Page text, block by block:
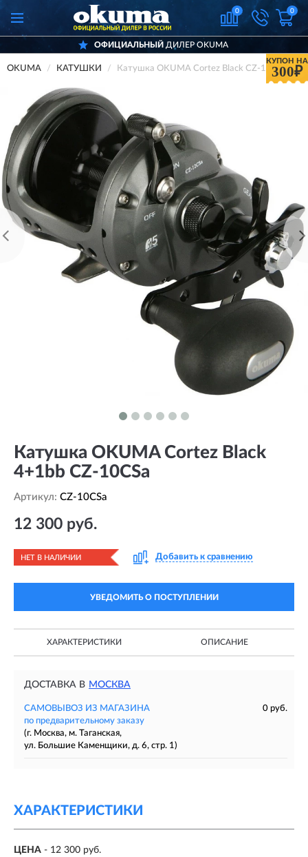
0 0
ОФИЦИАЛЬНЫЙ ДИЛЕР OKUMA
КУПОН НА
300₽
OKUMA КАТУШКИ Катушка OKUMA Cortez Black CZ-10CSa
Катушка OKUMA Cortez Black
4+1bb CZ-10CSa
Артикул: CZ-10CSa
12 300 руб.
НЕТ В НАЛИЧИИ Добавить к сравнению
УВЕДОМИТЬ О ПОСТУПЛЕНИИ
ХАРАКТЕРИСТИКИ ОПИСАНИЕ
ДОСТАВКА В МОСКВА
САМОВЫВОЗ ИЗ МАГАЗИНА
0 руб.
по предварительному заказу
(г. Москва, м. Таганская,
ул. Большие Каменщики, д. 6, стр. 1)
ХАРАКТЕРИСТИКИ
ЦЕНА - 12 300 руб.